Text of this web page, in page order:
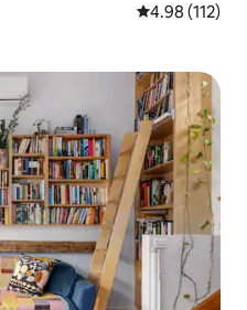
Calificación
4.98 (112)